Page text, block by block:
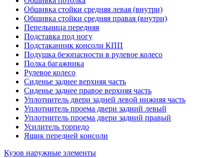
Обшивка стойки средняя левая (внутри)
Обшивка стойки средняя правая (внутри)
Пепельница передняя
Подставка под ногу
Подстаканник консоли КПП
Подушка безопасности в рулевое колесо
Полка багажника
Рулевое колесо
Сиденье заднее верхняя часть
Сиденье заднее правое верхняя часть
Уплотнитель двери задней левой нижняя часть
Уплотнитель проема двери задний левый
Уплотнитель проема двери задний правый
Усилитель торпедо
Ящик передней консоли
Кузов наружные элементы